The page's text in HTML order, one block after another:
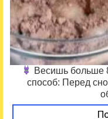
Весишь больше
способ: Перед